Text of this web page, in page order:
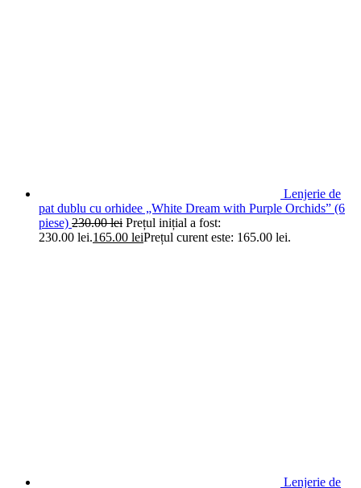
Lenjerie de
pat dublu cu orhidee „White Dream with Purple Orchids” (6
piese) 230.00lei Prețul inițial a fost:
230.00 lei.165.00 leiPrețul curent este: 165.00 lei.
Lenjerie de